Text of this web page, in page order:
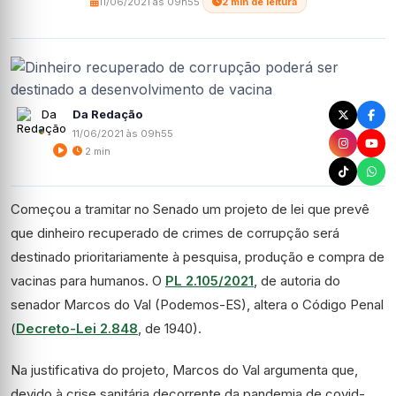
Da Redação
11/06/2021 às 09h55
2 min
Começou a tramitar no Senado um projeto de lei que prevê
que dinheiro recuperado de crimes de corrupção será
destinado prioritariamente à pesquisa, produção e compra de
vacinas para humanos. O PL 2.105/2021, de autoria do
senador Marcos do Val (Podemos-ES), altera o Código Penal
(Decreto-Lei 2.848, de 1940).
Na justificativa do projeto, Marcos do Val argumenta que,